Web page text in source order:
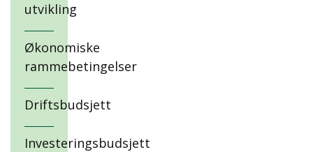
utvikling
Økonomiske
rammebetingelser
Driftsbudsjett
Investeringsbudsjett